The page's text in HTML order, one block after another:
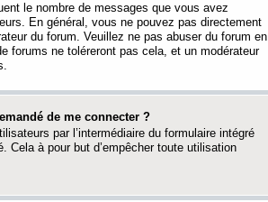
le nombre de messages que vous avez
En général, vous ne pouvez pas directement
du forum. Veuillez ne pas abuser du forum en
forums ne toléreront pas cela, et un modérateur
de me connecter ?
par l’intermédiaire du formulaire intégré
Cela à pour but d’empêcher toute utilisation